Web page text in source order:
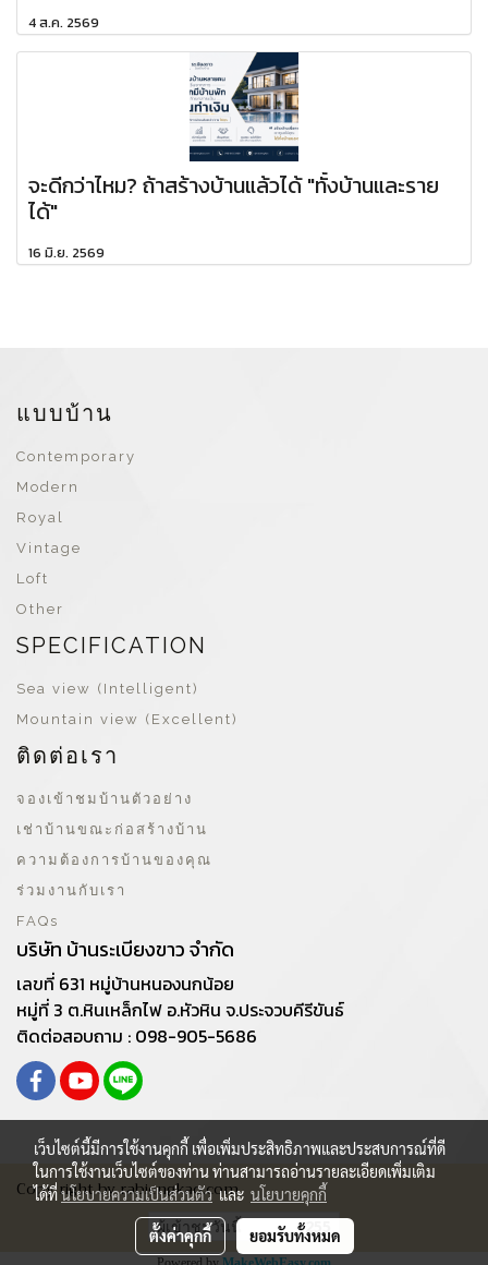
4 ส.ค. 2569
จะดีกว่าไหม? ถ้าสร้างบ้านแล้วได้ "ทั้งบ้านและราย
ได้"
16 มิ.ย. 2569
แบบบ้าน
Contemporary
Modern
Royal
Vintage
Loft
Other
SPECIFICATION
Sea view (Intelligent)
Mountain view (Excellent)
ติดต่อเรา
จองเข้าชมบ้านตัวอย่าง
เช่าบ้านขณะก่อสร้างบ้าน
ความต้องการบ้านของคุณ
ร่วมงานกับเรา
FAQs
บริษัท บ้านระเบียงขาว จำกัด
เลขที่ 631 หมู่บ้านหนองนกน้อย
หมู่ที่ 3 ต.หินเหล็กไฟ อ.หัวหิน จ.ประจวบคีรีขันธ์
ติดต่อสอบถาม : 098-905-5686
Copy right by rabiengkao.com
ผู้เข้าชมวันนี้ 255
เว็บไซต์นี้มีการใช้งานคุกกี้ เพื่อเพิ่มประสิทธิภาพและประสบการณ์ที่ดี
ในการใช้งานเว็บไซต์ของท่าน ท่านสามารถอ่านรายละเอียดเพิ่มเติม
ได้ที่นโยบายความเป็นส่วนตัวและ นโยบายคุกกี้
ตั้งค่าคุกกี้ ยอมรับทั้งหมด